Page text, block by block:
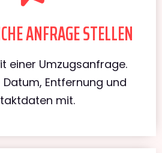
ANFRAGE STELLEN
einer Umzugsanfrage.
Datum, Entfernung und
mit.